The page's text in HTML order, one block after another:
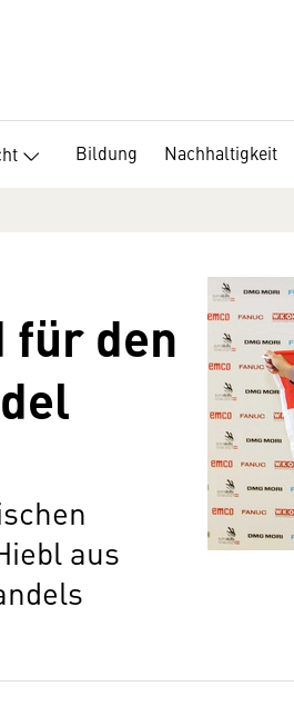
Bildung Nachhaltigkeit
für den
aus